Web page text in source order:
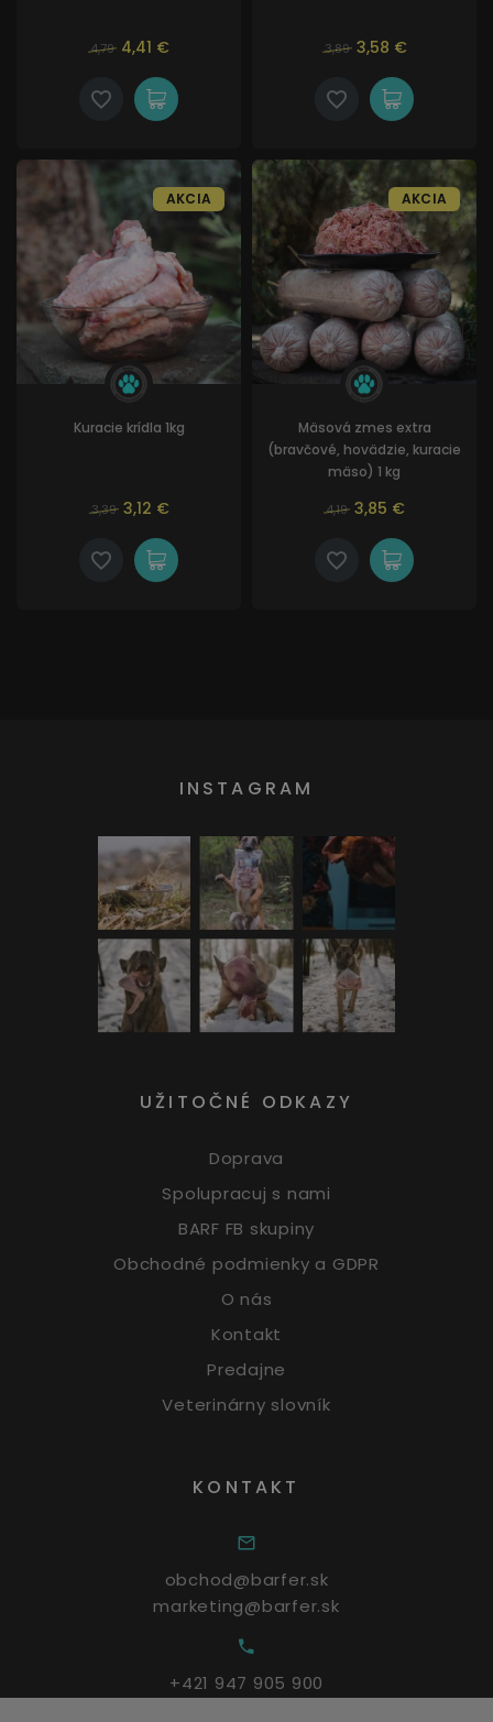
4,79 4,41 € 3,89 3,58 €
Kuracie krídla 1kg
3,39 3,12 €
AKCIA
Mäsová zmes extra
(bravčové, hovädzie, kuracie
mäso) 1 kg
4,19 3,85 €
AKCIA
INSTAGRAM
UŽITOČNÉ ODKAZY
Doprava
Spolupracuj s nami
BARF FB skupiny
Obchodné podmienky a GDPR
O nás
Kontakt
Predajne
Veterinárny slovník
KONTAKT
obchod@barfer.sk
marketing@barfer.sk
+421 947 905 900